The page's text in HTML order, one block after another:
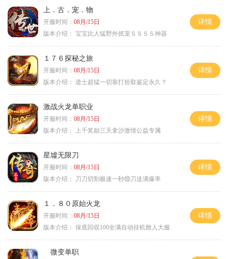
上．古．宠．物
开服时间： 08月/15日
版本介绍： 宝宝比人猛野外抓宠ＳＳＳＳ神器
详情
１７６探秘之旅
开服时间： 08月/15日
版本介绍： 道士超猛一切靠打拾取鉴定永久？
详情
激战火龙单职业
开服时间： 08月/15日
版本介绍：
上千奖励三天拿沙激情公益专属
详情
星墟无限刀
开服时间： 08月/15日
版本介绍：
刀刀切割极速一秒⑩刀送满爆率
详情
１．８０原始火龙
开服时间： 08月/15日
版本介绍： 保底回収100全满自动挂机散人大服
详情
微变单职